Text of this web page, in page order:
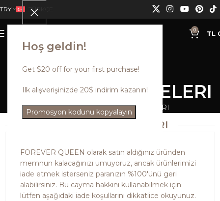
Hoş geldin!
Get $20 off for your first purchase!
Ilk alışverişinizde 20$ indirim kazanın!
Promosyon kodunu kopyalayın
TRY TÜRKÇE
0 TL
SATIN ALMA IADELERI
Ana Sayfa SATIN ALMA IADELERI
SATIN ALMA IADELERI
FOREVER QUEEN olarak satın aldığınız üründen
memnun kalacağınızı umuyoruz, ancak ürünlerimizi
iade etmek isterseniz paranızın %100'ünü geri
alabilirsiniz. Bu cayma hakkını kullanabilmek için
lütfen aşağıdaki iade koşullarını dikkatlice okuyunuz.